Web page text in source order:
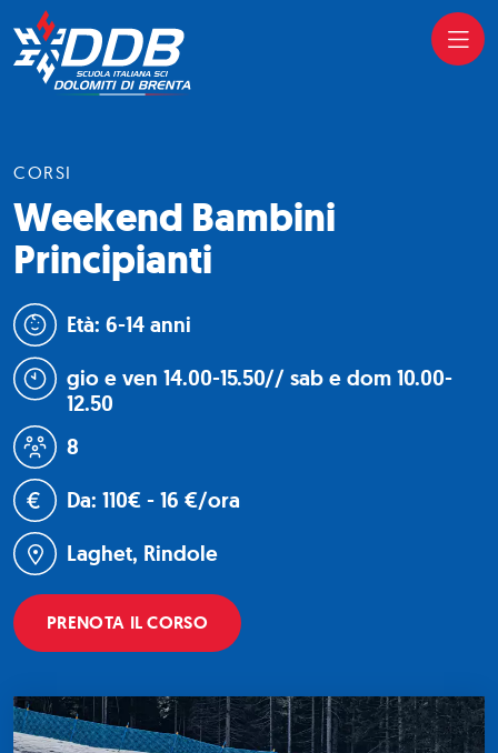
Weekend Bambini
Principianti
CORSI
Età: 6-14 anni
gio e ven 14.00-15.50// sab e dom 10.00-
12.50
8
Da: 110€ - 16 €/ora
Laghet, Rindole
PRENOTA IL CORSO